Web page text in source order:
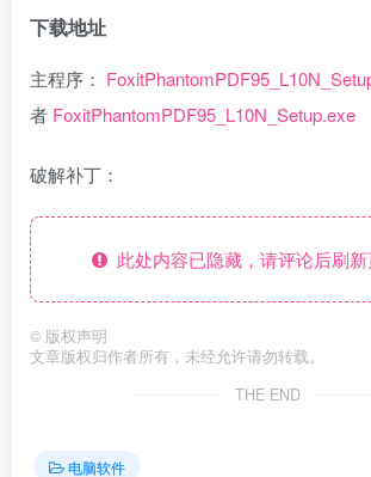
下载地址
主程序：
者 FoxitPhantomPDF95_L10N_Setup.exe
破解补丁：
此处内容已隐藏，请评论后刷新
© 版权声明
文章版权归作者所有，未经允许请勿转载。
THE END
电脑软件